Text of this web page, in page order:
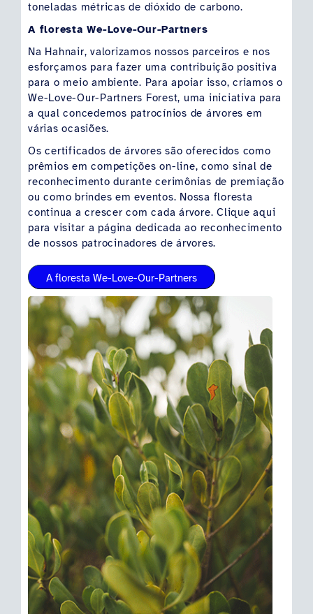
toneladas métricas de dióxido de carbono.
A floresta We-Love-Our-Partners
Na Hahnair, valorizamos nossos parceiros e nos
esforçamos para fazer uma contribuição positiva
para o meio ambiente. Para apoiar isso, criamos o
We-Love-Our-Partners Forest, uma iniciativa para
a qual concedemos patrocínios de árvores em
várias ocasiões.
Os certificados de árvores são oferecidos como
prêmios em competições on-line, como sinal de
reconhecimento durante cerimônias de premiação
ou como brindes em eventos. Nossa floresta
continua a crescer com cada árvore. Clique aqui
para visitar a página dedicada ao reconhecimento
de nossos patrocinadores de árvores.
A floresta We-Love-Our-Partners